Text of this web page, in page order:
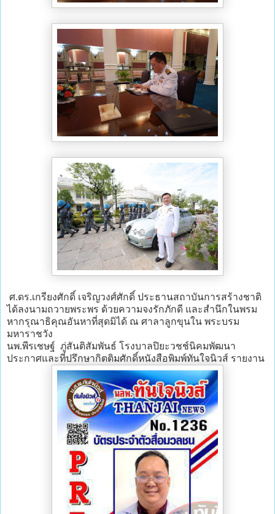
ศ.ดร.เกรียงศักดิ์ เจริญวงศ์ศักดิ์ ประธานสถาบันการสร้างชาติ
ได้ลงนามถวายพระพร ด้วยความจงรักภักดี และสำนึกในพรม
หากรุณาธิคุณอันหาที่สุดมิได้ ณ ศาลาลูกขุนใน พระบรม
มหาราชวัง
นพ.พีรเชษฐ์ ภู่สันติสัมพันธ์ โรงบาลปิยะวชช์นิคมพัฒนา
ประกาศและที่ปรึกษากิตติมศักดิ์หนังสือพิมพ์ทันใจนิวส์ รายงาน